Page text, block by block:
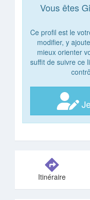
Vous êtes
Ce profil est le
modifier, y
mieux orienter
suffit de suivre ce
Itinéraire